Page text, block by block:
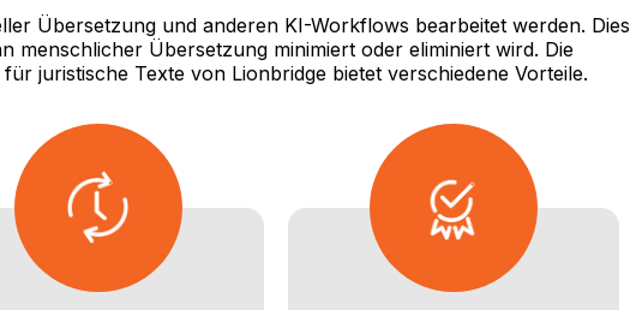
Übersetzung und anderen KI-Workflows bearbeitet werden. Dies
menschlicher Übersetzung minimiert oder eliminiert wird. Die
juristische Texte von Lionbridge bietet verschiedene Vorteile.